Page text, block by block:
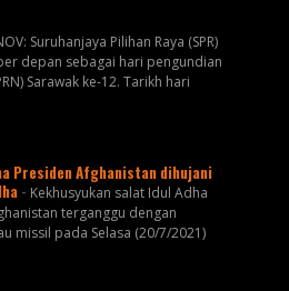
Suruhanjaya Pilihan Raya (SPR)
depan sebagai hari pengundian
Sarawak ke-12. Tarikh hari
Presiden Afghanistan dihujani
- Kekhusyukan salat Idul Adha
terganggu dengan
missil pada Selasa (20/7/2021)